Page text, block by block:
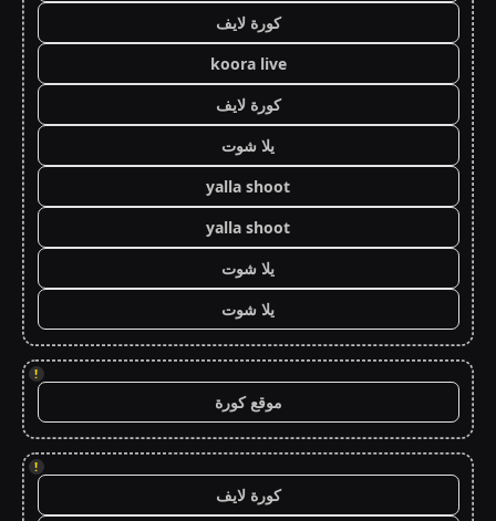
كورة لايف
koora live
كورة لايف
يلا شوت
yalla shoot
yalla shoot
يلا شوت
يلا شوت
!
موقع كورة
!
كورة لايف